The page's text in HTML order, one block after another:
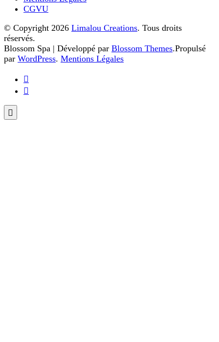
CGVU
© Copyright 2026 Limalou Creations. Tous droits
réservés.
Blossom Spa | Développé par Blossom Themes.Propulsé
par WordPress. Mentions Légales